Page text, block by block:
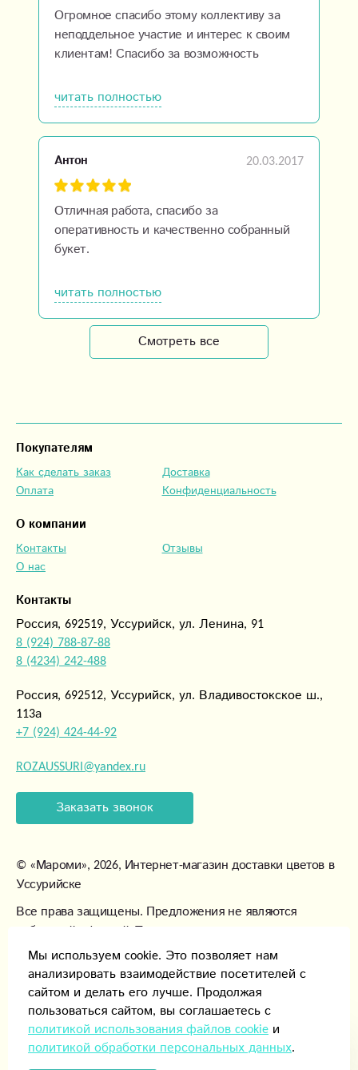
Огромное спасибо этому коллективу за
неподдельное участие и интерес к своим
клиентам! Спасибо за возможность
ближе к родным людям!
читать полностью
Антон 20.03.2017
Отличная работа, спасибо за
оперативность и качественно собранный
букет.
читать полностью
Смотреть все
Контакты
Россия, 692519, Уссурийск, ул. Ленина, 91
8 (924) 788-87-88
8 (4234) 242-488
Россия, 692512, Уссурийск, ул. Владивостокское ш.,
113а
+7 (924) 424-44-92
ROZAUSSURI@yandex.ru
Заказать звонок
Покупателям
Как сделать заказ
Оплата
Доставка
Конфиденциальность
О компании
Контакты
О нас
Отзывы
© «Мароми», 2026, Интернет-магазин доставки цветов в
Уссурийске
Все права защищены. Предложения не являются
публичной офертой. Товары могут незначительно
отличаться от фотографий.
Способы оплаты
Мы используем cookie. Это позволяет нам
анализировать взаимодействие посетителей с
сайтом и делать его лучше. Продолжая
пользоваться сайтом, вы соглашаетесь с
политикой использования файлов cookie и
политикой обработки персональных данных.